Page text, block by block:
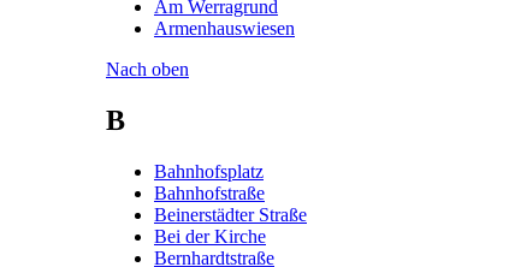
Am Werragrund
Armenhauswiesen
Nach oben
B
Bahnhofsplatz
Bahnhofstraße
Beinerstädter Straße
Bei der Kirche
Bernhardtstraße